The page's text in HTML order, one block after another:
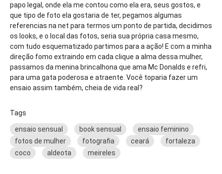
papo legal, onde ela me contou como ela era, seus gostos, e
que tipo de foto ela gostaria de ter, pegamos algumas
referencias na net para termos um ponto de partida, decidimos
os looks, e o local das fotos, seria sua própria casa mesmo,
com tudo esquematizado partimos para a ação! E com a minha
direção fomo extraindo em cada clique a alma dessa mulher,
passamos da menina brincalhona que ama Mc Donalds e refri,
para uma gata poderosa e atraente. Você toparia fazer um
ensaio assim também, cheia de vida real?
Tags
ensaio sensual book sensual
ensaio feminino
fotos de mulher
fotografia ceará
fortaleza
coco
aldeota meireles